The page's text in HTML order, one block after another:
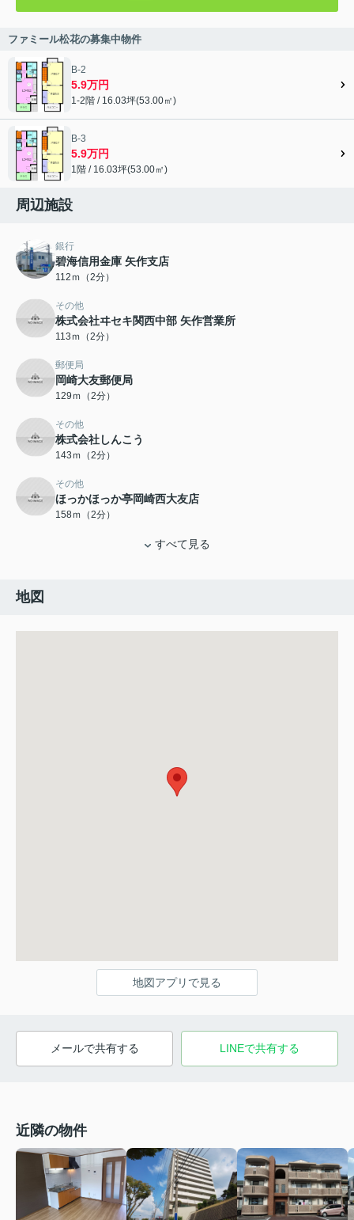
ファミール松花の募集中物件
B‐2
5.9万円
1-2階 / 16.03坪(53.00㎡)
B-3
5.9万円
1階 / 16.03坪(53.00㎡)
周辺施設
銀行
碧海信用金庫 矢作支店
112ｍ（2分）
その他
株式会社ヰセキ関西中部 矢作営業所
113ｍ（2分）
郵便局
岡崎大友郵便局
129ｍ（2分）
その他
株式会社しんこう
143ｍ（2分）
その他
ほっかほっか亭岡崎西大友店
158ｍ（2分）
すべて見る
地図
地図アプリで見る
メールで共有する LINEで共有する
近隣の物件